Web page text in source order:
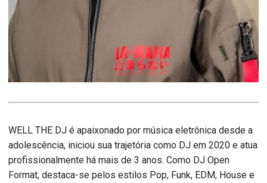
WELL THE DJ é apaixonado por música eletrônica desde a
adolescência, iniciou sua trajetória como DJ em 2020 e atua
profissionalmente há mais de 3 anos. Como DJ Open
Format, destaca-se pelos estilos Pop, Funk, EDM, House e